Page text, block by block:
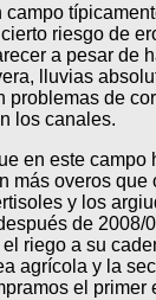
campo
riesgo de
a pesar de
lluvias
problemas de
los canales.
en este campo
más overos que
y los
de 2008/
riego a su
agrícola y la
el primer